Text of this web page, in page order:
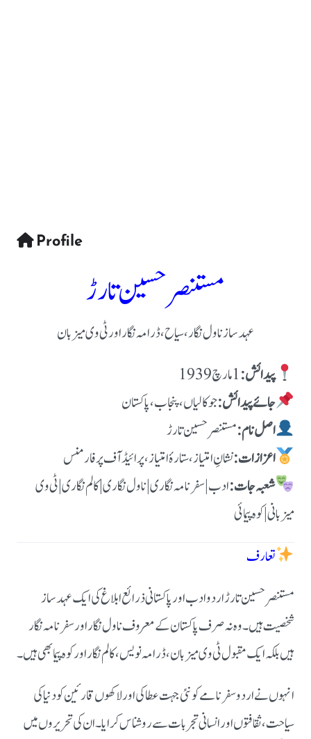
Profile
مستنصر حسین تارڑ
عہد ساز ناول نگار، سیاح، ڈرامہ نگار اور ٹی وی میزبان
پیدائش:
جائے پیدائش:جوکالیاں، پنجاب، پاکستان
اصل نام:مستنصر حسین تارڑ
اعزازات:نشانِ امتیاز، ستارۂ امتیاز، پرائیڈ آف پرفارمنس
شعبہ جات:ادب | سفرنامہ نگاری | ناول نگاری | کالم نگاری | ٹی وی
میزبانی | کوہ پیمائی
تعارف
مستنصر حسین تارڑ اردو ادب اور پاکستانی ذرائع ابلاغ کی ایک عہد ساز
شخصیت ہیں۔ وہ نہ صرف پاکستان کے معروف ناول نگار اور سفرنامہ نگار
ہیں بلکہ ایک مقبول ٹی وی میزبان، ڈرامہ نویس، کالم نگار اور کوہ پیما بھی ہیں۔
انہوں نے اردو سفرنامے کو نئی جہت عطا کی اور لاکھوں قارئین کو دنیا کی
سیاحت، ثقافتوں اور انسانی تجربات سے روشناس کرایا۔ ان کی تحریروں میں